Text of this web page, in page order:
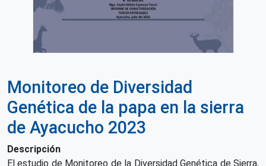
Monitoreo de Diversidad
Genética de la papa en la sierra
de Ayacucho 2023
Descripción
El estudio de Monitoreo de la Diversidad Genética de Sierra,